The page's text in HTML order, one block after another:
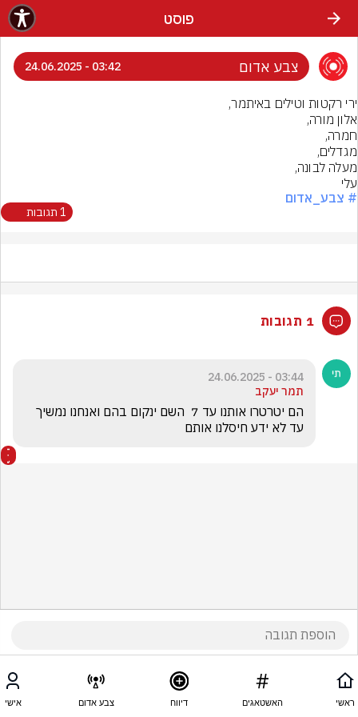
פוסט
צבע אדום 03:42 - 24.06.2025
עלי
# צבע_אדום
1 תגובות
1 תגובות
03:44 - 24.06.2025
תמר יעקב
עד לא ידע חיסלנו אותם
ראשי האשטאגים דיווח צבע אדום אישי